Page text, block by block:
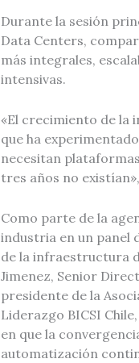
Durante la sesión
Data Centers,
más integrales,
intensivas.
«El crecimiento de la
que ha
necesitan
tres años no
Como parte de la
industria en un panel
de la infraestructura
Jimenez, Senior
presidente de la
Liderazgo BICSI
en que la
automatización